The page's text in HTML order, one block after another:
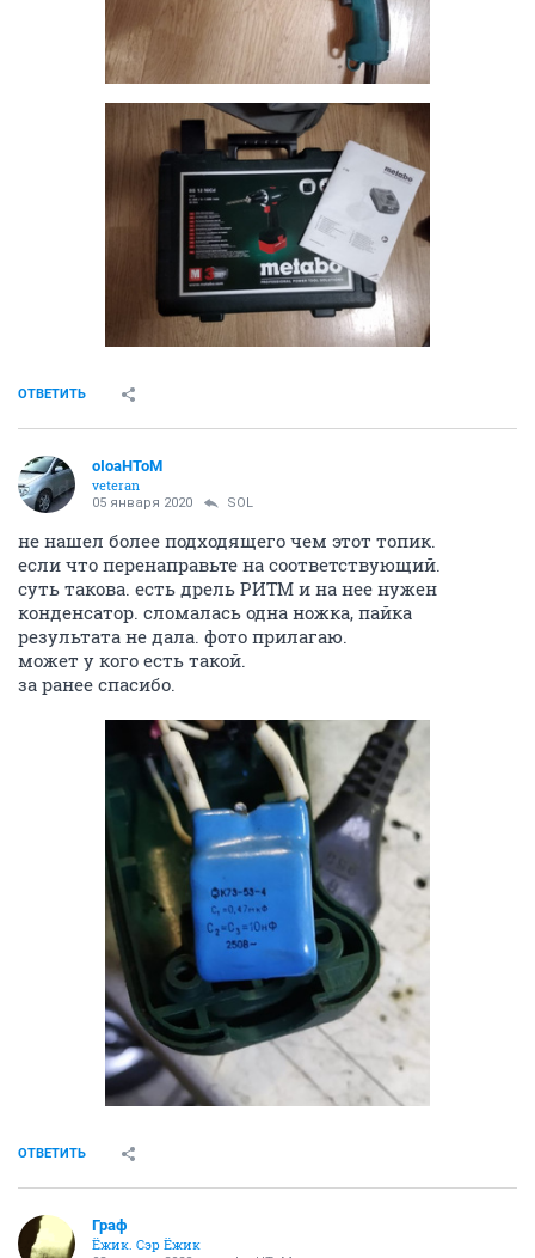
Upjohn
универсальный маньяк
01 ноября 2019 Skai86
Мне надо знать куда ехать когда будет с чем ехать.
Когда я еду в Экорекс, к примеру, я точно знаю что
ребята у меня заберут ВСЕ и не будут копаться.
Ценник у них известен. По пути я могу заехать еще в
пару других приемок чисто для сравнения цен -
бывает там и сдаюсь не доезжая. А вот так как вы
сейчас предлагаете - не интересно.
S
junior
Возможно они являются прекупами, и забирают все
по низким ценам. Так как переработчику важно какие
отходы он забирает.
ОТВЕТИТЬ
Y
yabka
junior
26 декабря 2019
профессиональной поломоечной техники, импортные. напряжение
220, 48, 36 и 24 вольта. цена 1000р.
Интересно, не знаю как тут в личку писать.
СЕЙЧАС ЧИТАЮТ
Ахтунг! Дмитровский мост - радары.
45
Шкаф-купе
9
Дозор дневной. Рабоче-Крестьянский